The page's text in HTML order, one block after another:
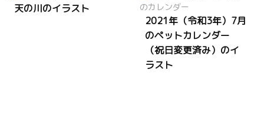
天の川のイラスト
2021年（令和3年）7月
のペットカレンダー
（祝日変更済み）のイ
ラスト